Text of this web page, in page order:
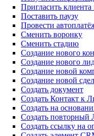
Пригласить
Поставить паузу
Провести
Сменить воронку
Сменить стадию
Создание нового
Создание нового
Создание новой
Создание новой
Создать документ
Создать Контакт к
Создать на
Создать повторный
Создать ссылку на